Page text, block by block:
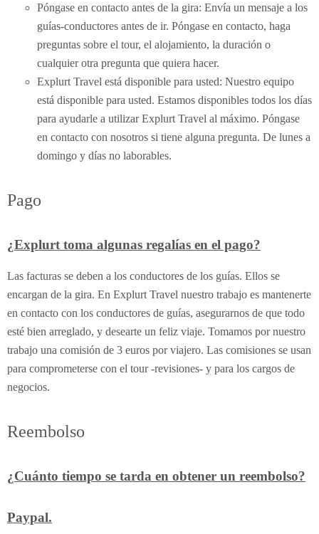
Póngase en contacto antes de la gira: Envía un mensaje a los
guías-conductores antes de ir. Póngase en contacto, haga
preguntas sobre el tour, el alojamiento, la duración o
cualquier otra pregunta que quiera hacer.
Explurt Travel está disponible para usted: Nuestro equipo
está disponible para usted. Estamos disponibles todos los días
para ayudarle a utilizar Explurt Travel al máximo. Póngase
en contacto con nosotros si tiene alguna pregunta. De lunes a
domingo y días no laborables.
Pago
¿Explurt toma algunas regalías en el pago?
Las facturas se deben a los conductores de los guías. Ellos se
encargan de la gira. En Explurt Travel nuestro trabajo es mantenerte
en contacto con los conductores de guías, asegurarnos de que todo
esté bien arreglado, y desearte un feliz viaje. Tomamos por nuestro
trabajo una comisión de 3 euros por viajero. Las comisiones se usan
para comprometerse con el tour -revisiones- y para los cargos de
negocios.
Reembolso
¿Cuánto tiempo se tarda en obtener un reembolso?
Paypal.